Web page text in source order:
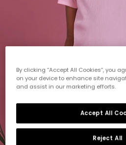
By clicking “Accept All Cookies”, you
on your device to enhance site
and assist in our marketing efforts.
Reject All
Accept All